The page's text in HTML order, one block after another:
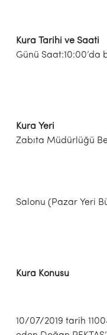
Kura Tarihi
Günü Saat:10:00’da
Kura
Zabıta Müdürlüğü
Zemin
Salonu (Pazar Yeri
Kura
10/07/2019 tarih